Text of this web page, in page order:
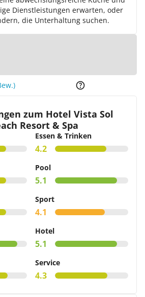
Dienstleistungen erwarten, oder
die Unterhaltung suchen.
zum Hotel Vista Sol
Resort & Spa
Essen & Trinken
4.2
Pool
5.1
Sport
4.1
Hotel
5.1
Service
4.3